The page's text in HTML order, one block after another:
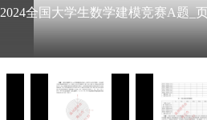
2024全国大学生数学建模竞赛A题_
2024全国大学生数学建模竞赛A题_
2024全国大学生数学建模竞赛A题_
2024全国大学生数学建模竞赛A题_
2024全国大学生数学建模竞赛A题_
2024全国大学生数学建模竞赛A题_
2024全国大学生数学建模竞赛A题_
2024全国大学生数学建模竞赛A题_
2024全国大学生数学建模竞赛A题_
2024全国大学生数学建模竞赛A题_